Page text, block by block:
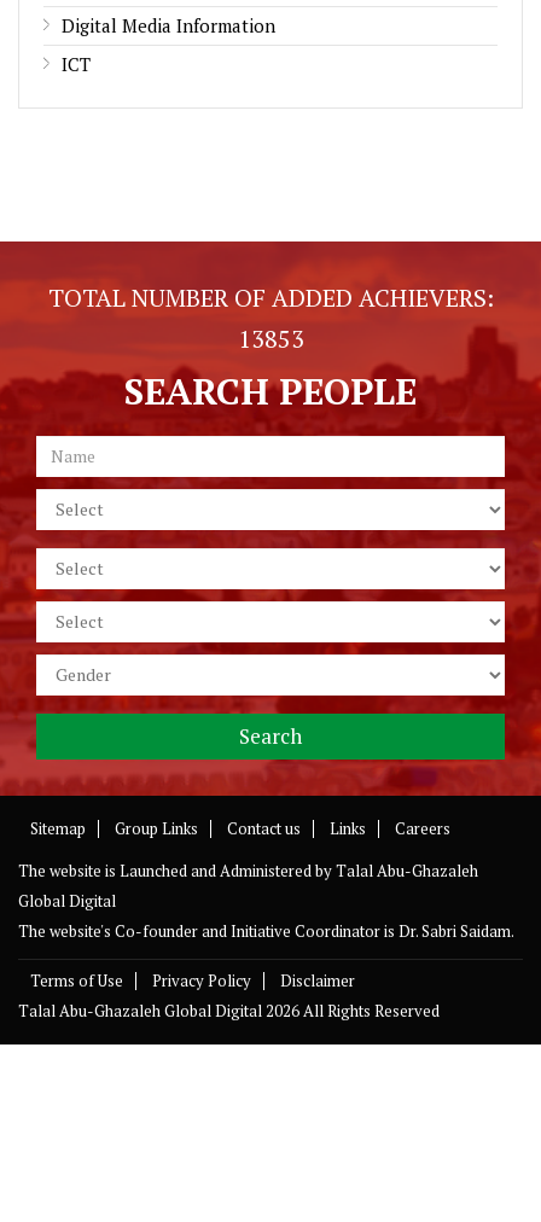
Digital Media Information
ICT
TOTAL NUMBER OF ADDED ACHIEVERS:
13853
SEARCH PEOPLE
Sitemap Group Links Contact us Links
Careers
The website is Launched and Administered byTalal Abu-Ghazaleh
Global Digital
The website's Co-founder and Initiative Coordinator is Dr. Sabri Saidam.
Terms of Use Privacy Policy
Disclaimer
Talal Abu-Ghazaleh Global Digital2026 All Rights Reserved